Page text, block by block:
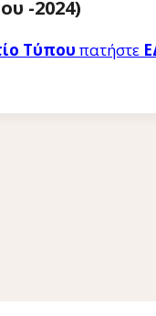
-2024)
Τύπου πατήστε